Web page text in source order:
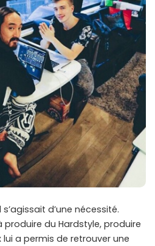
d’une nécessité.
produire du Hardstyle, produire
a permis de retrouver une